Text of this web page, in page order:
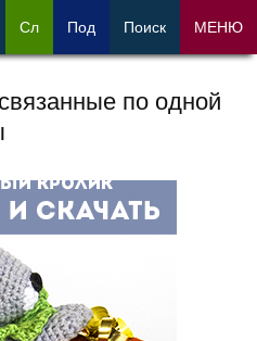
по одной
Сл Под Поиск МЕНЮ